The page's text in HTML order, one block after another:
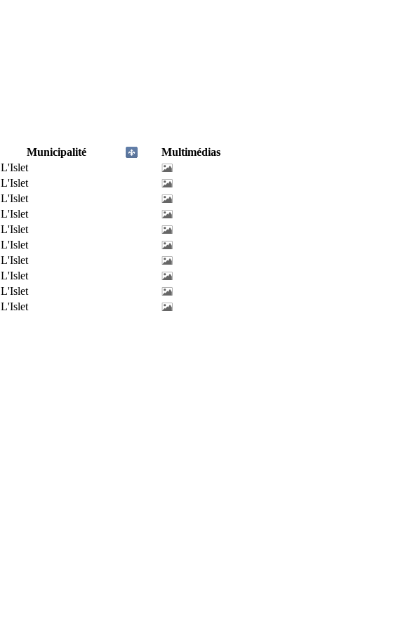
Municipalité
Multimédias
L'Islet
L'Islet
L'Islet
L'Islet
L'Islet
L'Islet
L'Islet
L'Islet
L'Islet
L'Islet